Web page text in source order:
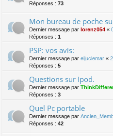
Réponses : 73
Mon bureau de poche
Dernier message par lorenz054 «
Réponses : 1
PSP: vos avis:
Dernier message par eljuclemar «
Réponses : 5
Questions sur Ipod.
Dernier message par
Réponses : 3
Quel Pc portable
Dernier message par
Réponses : 42